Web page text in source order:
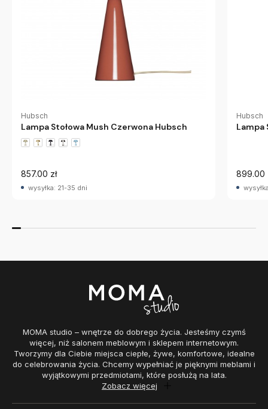
Hubsch
Lampa Stołowa Mush Czerwona Hubsch
857.00 zł
wysyłka: 21-35 dni
Hubsch
Lampa
899.00
MOMA studio – wnętrze do dobrego życia. Jesteśmy czymś
więcej, niż salonem meblowym i sklepem internetowym.
Tworzymy dla Ciebie miejsca ciepłe, żywe, komfortowe, idealne
do celebrowania życia. Chcemy wypełniać je pięknymi meblami i
wyjątkowymi przedmiotami, które posłużą na lata.
Zobacz więcej